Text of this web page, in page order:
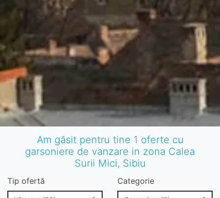
Am găsit pentru tine 1 oferte cu
garsoniere de vanzare in zona Calea
Surii Mici, Sibiu
Tip ofertă Categorie